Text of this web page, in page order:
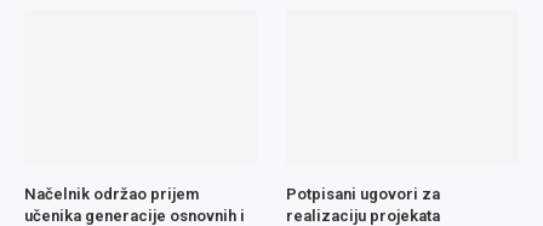
Načelnik održao prijem
učenika generacije osnovnih i
Potpisani ugovori za
realizaciju projekata